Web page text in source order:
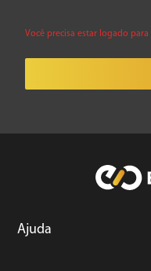
Você precisa estar logado
Ajuda